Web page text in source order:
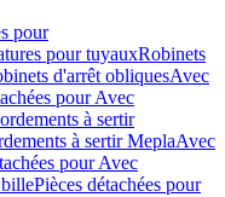
pour
pour tuyauxRobinets
d'arrêt obliquesAvec
pour Avec
à sertir
à sertir MeplaAvec
pour Avec
billePièces détachées pour